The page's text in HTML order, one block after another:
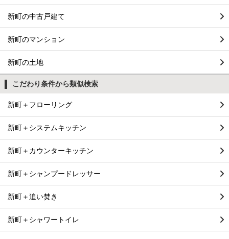
新町の中古戸建て
新町のマンション
新町の土地
こだわり条件から類似検索
新町＋フローリング
新町＋システムキッチン
新町＋カウンターキッチン
新町＋シャンプードレッサー
新町＋追い焚き
新町＋シャワートイレ